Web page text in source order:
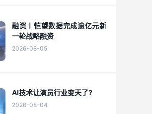
融资丨恺望数据完成逾亿元新
一轮战略融资
2026-08-05
AI技术让演员行业变天了?
2026-08-04